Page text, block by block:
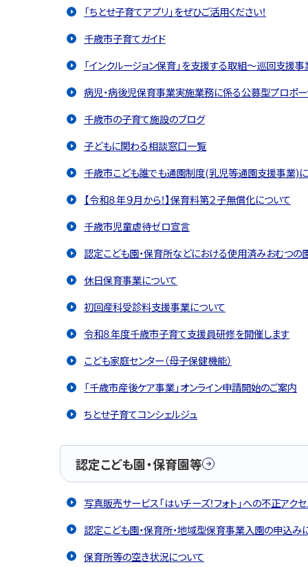
「ちとせ子育てアプリ」をぜひご活用ください！
千歳市子育てガイド
「インクルージョン保育」を支援する取組～巡回支援
病児・病後児保育事業実施業務に係る公募型プロポ
千歳市の子育て施設のブログ
子どもに関わる相談窓口一覧
千歳市こども誰でも通園制度(乳児等通園支援事業)
【令和８年９月から！】保育料第２子無償化について
千歳市児童虐待ゼロ宣言
認定こども園・保育所などにおける使用済みおむつ
休日保育事業について
初回産科受診料支援事業について
令和８年度千歳市子育て支援員研修を開催します
こども家庭センター（母子保健機能）
「千歳市産後ケア事業」オンライン申請開始のご案内
ちとせ子育てコンシェルジュ
認定こども園・保育園等
写真販売サービス「はいチーズ！フォト」への不正アク
認定こども園・保育所・地域型保育事業入園の申込み
保育所等の空き状況について